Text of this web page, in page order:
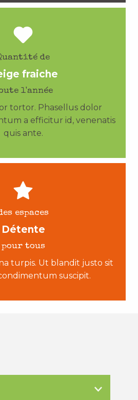
de
fraiche
l'année
tortor. Phasellus dolor
a efficitur id, venenatis
quis ante.
espaces
Détente
pour tous
turpis. Ut blandit justo sit
suscipit.